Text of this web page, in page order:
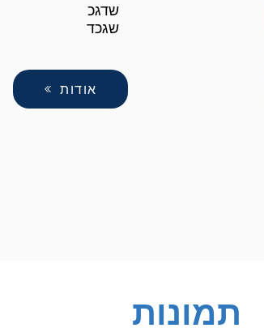
שדגכ
שגכד
אודות
תמונות